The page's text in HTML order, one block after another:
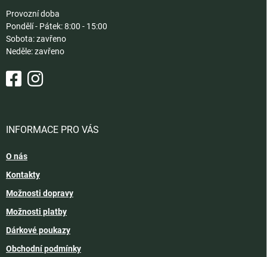
Provozní doba
Pondělí - Pátek: 8:00 - 15:00
Sobota: zavřeno
Neděle: zavřeno
INFORMACE PRO VÁS
O nás
Kontakty
Možnosti dopravy
Možnosti platby
Dárkové poukazy
Obchodní podmínky